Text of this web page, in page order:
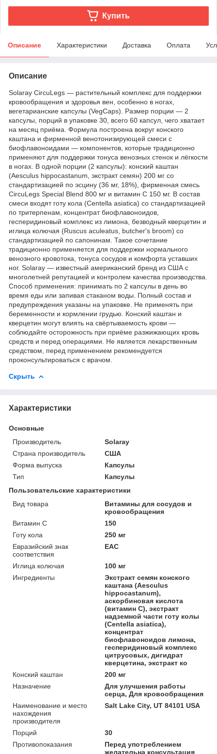
Купить
Описание Характеристики Доставка Оплата
Описание
Solaray CircuLegs — растительный комплекс для поддержки
кровообращения и здоровья вен, особенно в ногах,
вегетарианские капсулы (VegCaps). Размер порции — 2
капсулы, порций в упаковке 30, всего 60 капсул, чего хватает
на месяц приёма. Формула построена вокруг конского
каштана и фирменной венотонизирующей смеси с
биофлавоноидами — компонентов, которые традиционно
применяют для поддержки тонуса венозных стенок и лёгкости
в ногах. В одной порции (2 капсулы): конский каштан
(Aesculus hippocastanum, экстракт семян) 200 мг со
стандартизацией по эсцину (36 мг, 18%), фирменная смесь
CircuLegs Special Blend 800 мг и витамин C 150 мг. В состав
смеси входят готу кола (Centella asiatica) со стандартизацией
по тритерпенам, концентрат биофлавоноидов,
гесперидиновый комплекс из лимона, безводный кверцетин и
иглица колючая (Ruscus aculeatus, butcher's broom) со
стандартизацией по сапонинам. Такое сочетание
традиционно применяется для поддержки нормального
венозного кровотока, тонуса сосудов и комфорта уставших
ног. Solaray — известный американский бренд из США с
многолетней репутацией и контролем качества производства.
Способ применения: принимать по 2 капсулы в день во
время еды или запивая стаканом воды. Полный состав и
предупреждения указаны на упаковке. Не применять при
беременности и кормлении грудью. Конский каштан и
кверцетин могут влиять на свёртываемость крови —
соблюдайте осторожность при приёме разжижающих кровь
средств и перед операциями. Не является лекарственным
средством, перед применением рекомендуется
проконсультироваться с врачом.
Скрыть
Характеристики
Основные
Производитель
Solaray
Страна производитель
США
Форма выпуска
Капсулы
Тип
Капсулы
Пользовательские характеристики
Вид товара
Витамины для сосудов и
кровообращения
Витамин C
150
Готу кола
250 мг
Евразийский знак
соответствия
ЕАС
Иглица колючая
100 мг
Ингредиенты
Экстракт семян конского
каштана (Aesculus
hippocastanum),
аскорбиновая кислота
(витамин C), экстракт
надземной части готу колы
(Centella asiatica),
концентрат
биофлавоноидов лимона,
гесперидиновый комплекс
цитрусовых, дигидрат
кверцетина, экстракт ко
Конский каштан
200 мг
Назначение
Для улучшения работы
серца, Для кровообращения
Наименование и место
нахождения
производителя
Salt Lake City, UT 84101 USA
Порций
30
Противопоказания
Перед употреблением
желательна консультация